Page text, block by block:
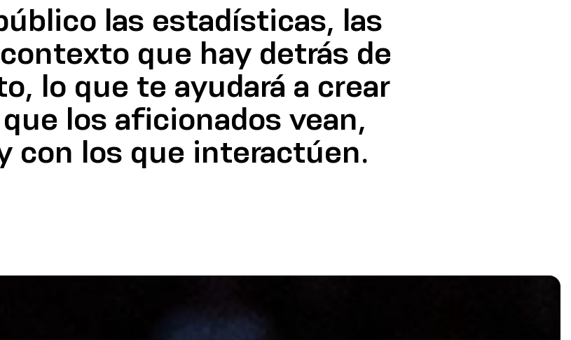
las estadísticas, las
que hay detrás de
lo que te ayudará a crear
los aficionados vean,
con los que interactúen.